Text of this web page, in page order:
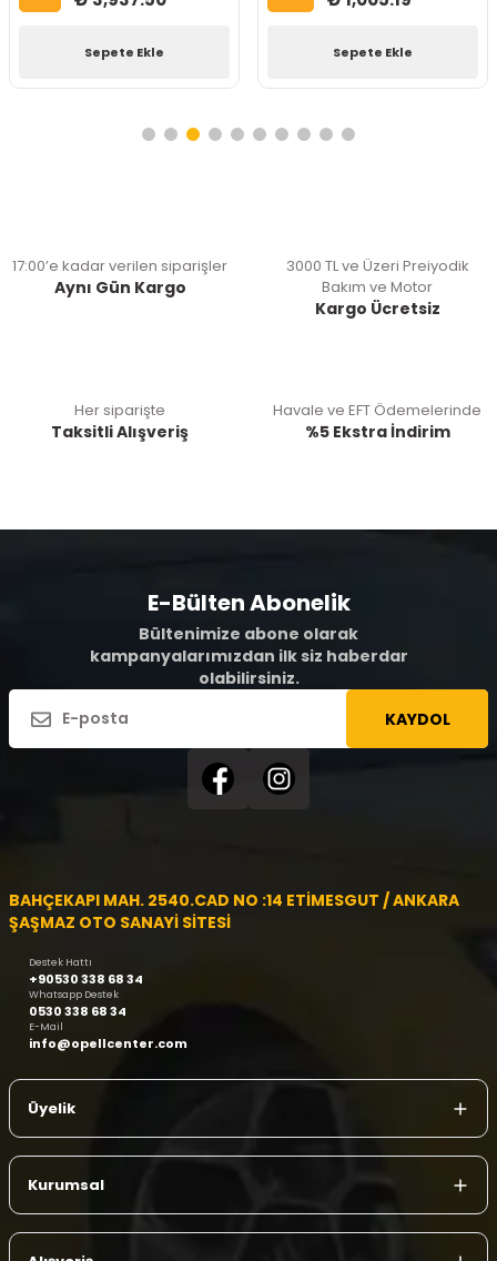
Sepete Ekle Sepete Ekle
17:00’e kadar verilen siparişler
Aynı Gün Kargo
3000 TL ve Üzeri Preiyodik
Bakım ve Motor
Kargo Ücretsiz
Her siparişte
Taksitli Alışveriş
Havale ve EFT Ödemelerinde
%5 Ekstra İndirim
E-Bülten Abonelik
Bültenimize abone olarak
kampanyalarımızdan ilk siz haberdar
olabilirsiniz.
KAYDOL
BAHÇEKAPI MAH. 2540.CAD NO :14 ETİMESGUT / ANKARA
ŞAŞMAZ OTO SANAYİ SİTESİ
Destek Hattı
+90530 338 68 34
Whatsapp Destek
0530 338 68 34
E-Mail
info@opellcenter.com
Üyelik
Kurumsal